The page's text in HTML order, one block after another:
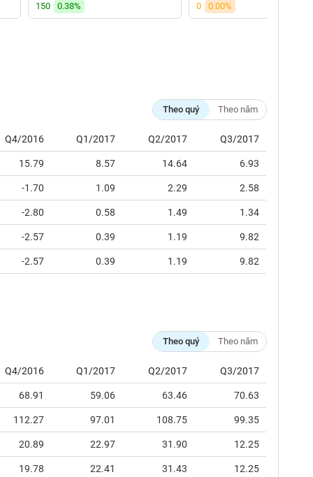
150
0.38%
0
0.00%
Theo quý Theo năm
Q4/2016 Q1/2017 Q2/2017 Q3/2017
15.79 8.57 14.64 6.93
-1.70 1.09 2.29 2.58
-2.80 0.58 1.49 1.34
-2.57 0.39 1.19 9.82
-2.57 0.39 1.19 9.82
Theo quý Theo năm
Q4/2016 Q1/2017 Q2/2017 Q3/2017
68.91 59.06 63.46 70.63
112.27 97.01 108.75 99.35
20.89 22.97 31.90 12.25
19.78 22.41 31.43 12.25